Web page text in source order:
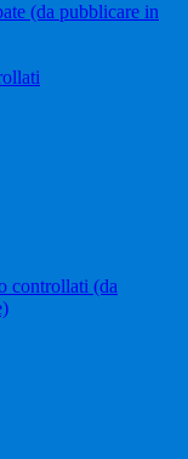
(da pubblicare in
controllati (da